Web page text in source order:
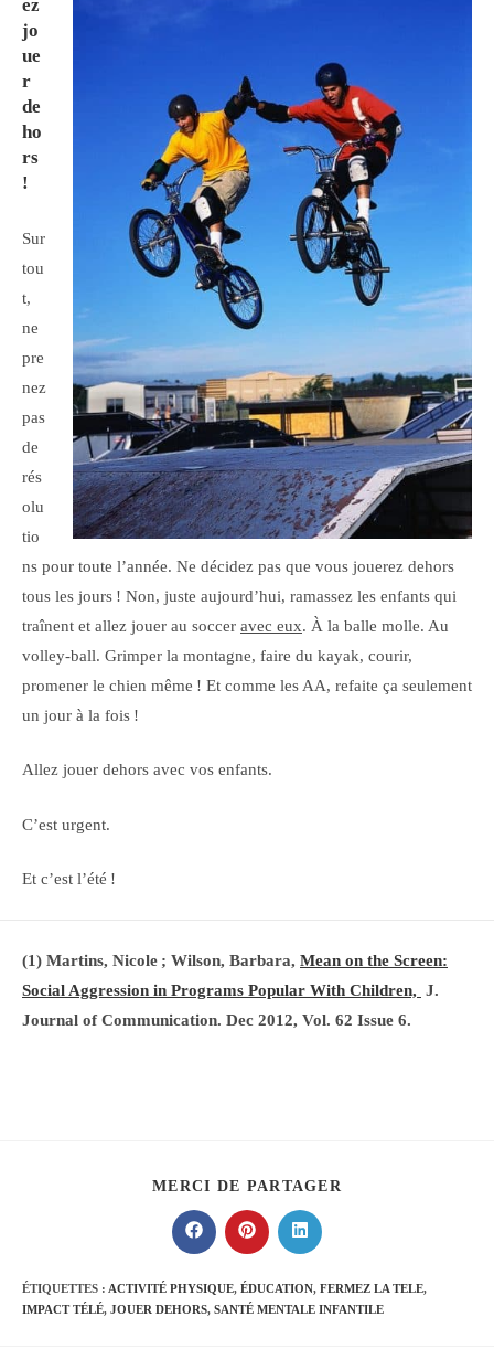
ez
jo
ue
r
de
ho
rs
!
Sur
tou
t,
ne
pre
nez
pas
de
rés
olu
tio
ns pour toute l’année. Ne décidez pas que vous jouerez dehors
tous les jours ! Non, juste aujourd’hui, ramassez les enfants qui
traînent et allez jouer au soccer avec eux. À la balle molle. Au
volley-ball. Grimper la montagne, faire du kayak, courir,
promener le chien même ! Et comme les AA, refaite ça seulement
un jour à la fois !
Allez jouer dehors avec vos enfants.
C’est urgent.
Et c’est l’été !
(1) Martins, Nicole ; Wilson, Barbara, Mean on the Screen:
Social Aggression in Programs Popular With Children, J.
Journal of Communication. Dec 2012, Vol. 62 Issue 6.
MERCI DE PARTAGER
Ouvrir
dans
autre
fenêtre
Ouvrir
dans
autre
fenêtre
Ouvrir
dans
autre
fenêtre
ÉTIQUETTES : ACTIVITÉ PHYSIQUE, ÉDUCATION, FERMEZ LA TELE,
IMPACT TÉLÉ, JOUER DEHORS, SANTÉ MENTALE INFANTILE